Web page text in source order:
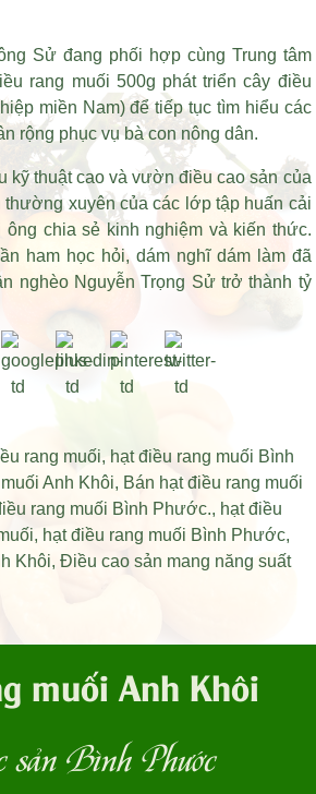
Sử đang phối hợp cùng Trung tâm
rang muối 500g phát triển cây điều
miền Nam) để tiếp tục tìm hiểu các
rộng phục vụ bà con nông dân.
thuật cao và vườn điều cao sản của
thường xuyên của các lớp tập huấn cải
chia sẻ kinh nghiệm và kiến thức.
ham học hỏi, dám nghĩ dám làm đã
nghèo Nguyễn Trọng Sử trở thành tỷ
rang muối, hạt điều rang muối Bình
Anh Khôi, Bán hạt điều rang muối
rang muối Bình Phước., hạt điều
, hạt điều rang muối Bình Phước,
Khôi,Điều cao sản mang năng suất
muối Anh Khôi
Bình Phước